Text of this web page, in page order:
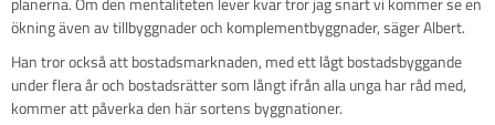
ökning även av tillbyggnader och komplementbyggnader, säger Albert.
Han tror också att bostadsmarknaden, med ett lågt bostadsbyggande
under flera år och bostadsrätter som långt ifrån alla unga har råd med,
kommer att påverka den här sortens byggnationer.